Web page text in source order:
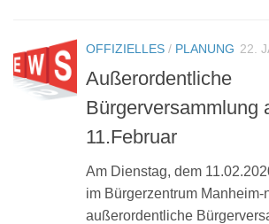
OFFIZIELLES / PLANUNG 22.
Außerordentliche
Bürgerversammlung
11.Februar
Am Dienstag, dem
im Bürgerzentrum Manheim-
außerordentliche